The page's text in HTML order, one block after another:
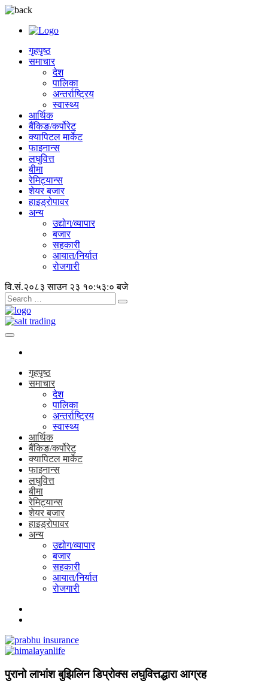
गृहपृष्ठ
समाचार
देश
पालिका
अन्तर्राष्ट्रिय
स्वास्थ्य
आर्थिक
बैंकिङ/कर्पोरेट
क्यापिटल मार्केट
फाइनान्स
लघुवित्त
बीमा
रेमिट्यान्स
शेयर बजार
हाइड्रोपावर
अन्य
उद्योग/व्यापार
बजार
सहकारी
आयात/निर्यात
रोजगारी
वि.सं.२०८३ साउन २३ १०:५३:० बजे
गृहपृष्ठ
समाचार
देश
पालिका
अन्तर्राष्ट्रिय
स्वास्थ्य
आर्थिक
बैंकिङ/कर्पोरेट
क्यापिटल मार्केट
फाइनान्स
लघुवित्त
बीमा
रेमिट्यान्स
शेयर बजार
हाइड्रोपावर
अन्य
उद्योग/व्यापार
बजार
सहकारी
आयात/निर्यात
रोजगारी
पुरानो लाभांश बुझिलिन डिप्रोक्स लघुवित्तद्धारा आग्रह